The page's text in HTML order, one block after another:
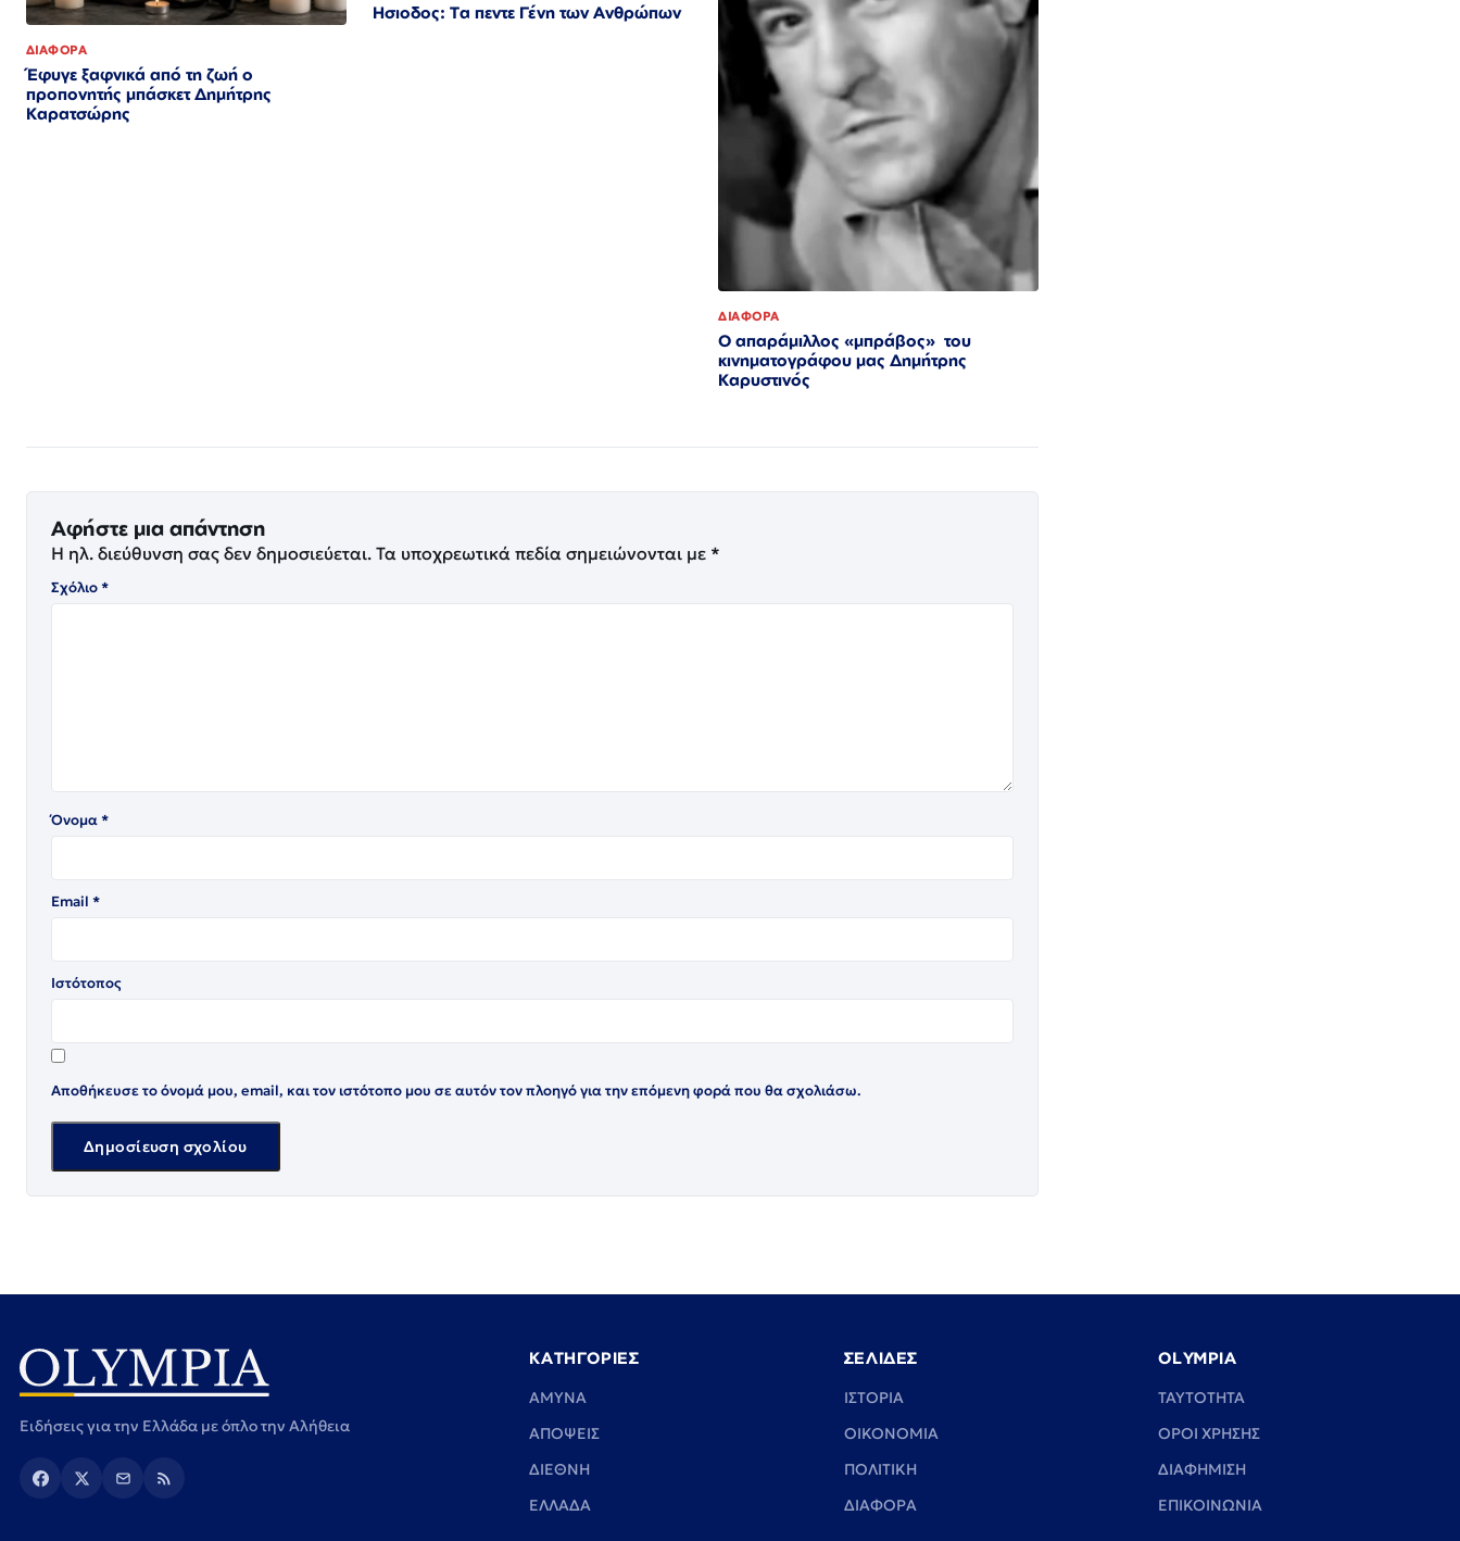
ΔΙΑΦΟΡΑ
Έφυγε ξαφνικά από τη ζωή ο
προπονητής μπάσκετ Δημήτρης
Καρατσώρης
Ησιοδος: Τα πεντε Γένη των Ανθρώπων
ΔΙΑΦΟΡΑ
Ο απαράμιλλος «μπράβος» του
κινηματογράφου μας Δημήτρης
Καρυστινός
Αφήστε μια απάντηση
Η ηλ. διεύθυνση σας δεν δημοσιεύεται. Τα υποχρεωτικά πεδία σημειώνονται με *
Σχόλιο*
Όνομα*
Email *
Ιστότοπος
Αποθήκευσε το όνομά μου, email, και τον ιστότοπο μου σε αυτόν τον πλοηγό για την επόμενη φορά που θα σχολιάσω.
Ειδήσεις για την Ελλάδα με όπλο την Αλήθεια
ΚΑΤΗΓΟΡΙΕΣ
ΑΜΥΝΑ
ΑΠΟΨΕΙΣ
ΔΙΕΘΝΗ
ΕΛΛΑΔΑ
ΣΕΛΙΔΕΣ
ΙΣΤΟΡΙΑ
ΟΙΚΟΝΟΜΙΑ
ΠΟΛΙΤΙΚΗ
ΔΙΑΦΟΡΑ
OLYMPIA
TAYTOTHTA
ΟΡΟΙ ΧΡΗΣΗΣ
ΔΙΑΦΗΜΙΣΗ
ΕΠΙΚΟΙΝΩΝΙΑ